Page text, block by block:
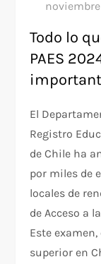
Todo lo
PAES
El
Registro
de Chile ha
por miles de
locales de
de Acceso a
Este
superior en